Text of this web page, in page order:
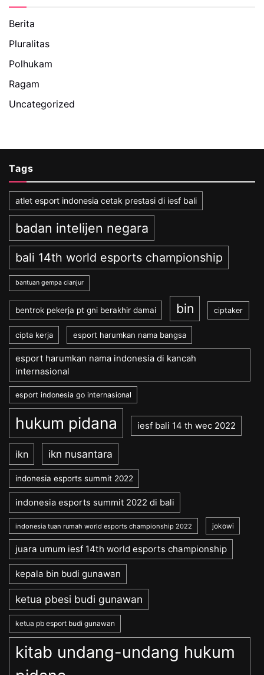
Berita
Pluralitas
Polhukam
Ragam
Uncategorized
Tags
atlet esport indonesia cetak prestasi di iesf bali
badan intelijen negara
bali 14th world esports championship
bantuan gempa cianjur
bentrok pekerja pt gni berakhir damai bin ciptaker
cipta kerja esport harumkan nama bangsa
esport harumkan nama indonesia di kancah
internasional
esport indonesia go internasional
hukum pidana iesf bali 14 th wec 2022
ikn ikn nusantara
indonesia esports summit 2022
indonesia esports summit 2022 di bali
indonesia tuan rumah world esports championship 2022 jokowi
juara umum iesf 14th world esports championship
kepala bin budi gunawan
ketua pbesi budi gunawan
ketua pb esport budi gunawan
kitab undang-undang hukum